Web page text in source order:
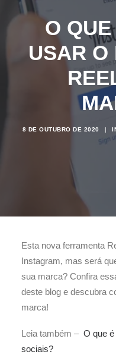
O
USAR O
8 DE OUTUBRO DE 2020 |
Esta nova ferramenta
Instagram, mas será
sua marca? Confira
deste blog e descubra
marca!
Leia também – O que
sociais?